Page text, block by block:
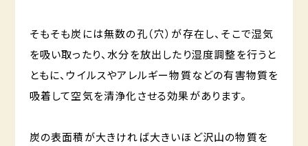
そもそも炭には無数の孔（穴）が存在し、そこで湿気
を吸い取ったり、水分を放出したり湿度調整を行うと
ともに、ウイルスやアレルギー物質などの有害物質を
吸着して空気を清浄化させる効果があります。
炭の表面積が大きければ大きいほど沢山の物質を